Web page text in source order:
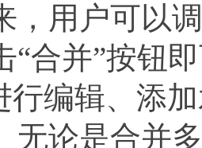
，用户可以
“合并”按钮
行编辑、添
无论是合并